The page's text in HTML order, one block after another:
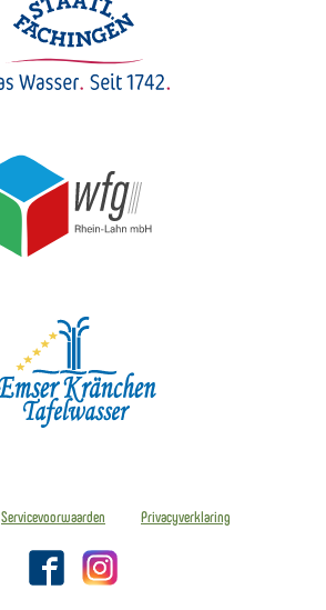
Servicevoorwaarden Privacyverklaring
FacebookInstagram